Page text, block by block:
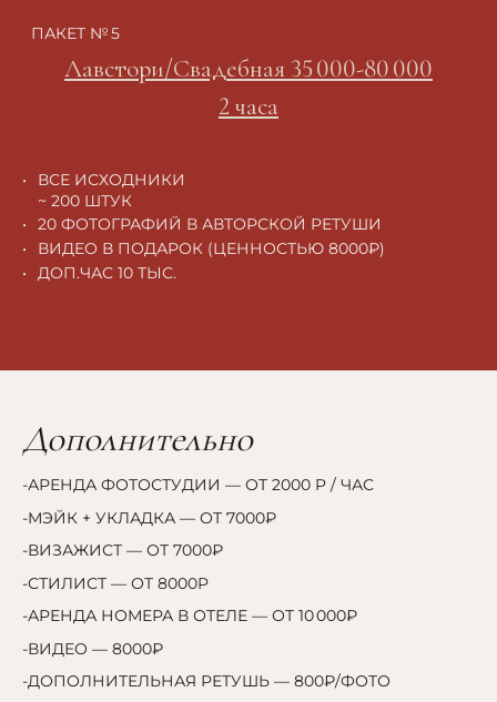
ПАКЕТ № 5
Лавстори/Свадебная 35 000-80 000
2 часа
ВСЕ ИСХОДНИКИ
~ 200 ШТУК
20 ФОТОГРАФИЙ В АВТОРСКОЙ РЕТУШИ
ВИДЕО В ПОДАРОК (ЦЕННОСТЬЮ 8000₽)
ДОП.ЧАС 10 ТЫС.
Дополнительно
-АРЕНДА ФОТОСТУДИИ — ОТ 2000 P / ЧАС
-МЭЙК + УКЛАДКА — ОТ 7000₽
-ВИЗАЖИСТ — ОТ 7000₽
-СТИЛИСТ — ОТ 8000P
-АРЕНДА НОМЕРА В ОТЕЛЕ — ОТ 10 000₽
-ВИДЕО — 8000₽
-ДОПОЛНИТЕЛЬНАЯ РЕТУШЬ — 800₽/ФОТО